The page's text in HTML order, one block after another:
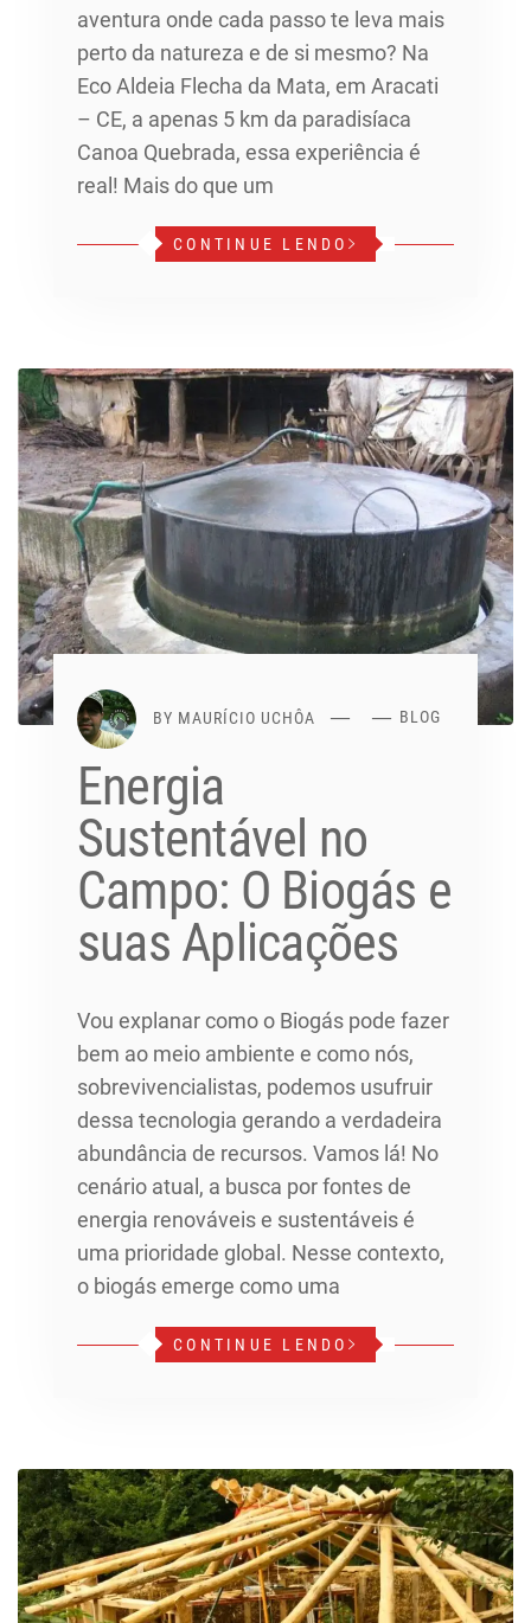
aventura onde cada passo te leva mais
perto da natureza e de si mesmo? Na
Eco Aldeia Flecha da Mata, em Aracati
– CE, a apenas 5 km da paradisíaca
Canoa Quebrada, essa experiência é
real! Mais do que um
CONTINUE LENDO
BY MAURÍCIO UCHÔA BLOG
Energia
Sustentável no
Campo: O Biogás e
suas Aplicações
Vou explanar como o Biogás pode fazer
bem ao meio ambiente e como nós,
sobrevivencialistas, podemos usufruir
dessa tecnologia gerando a verdadeira
abundância de recursos. Vamos lá! No
cenário atual, a busca por fontes de
energia renováveis e sustentáveis é
uma prioridade global. Nesse contexto,
o biogás emerge como uma
CONTINUE LENDO